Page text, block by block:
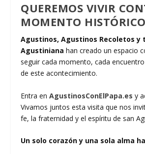
QUEREMOS VIVIR
MOMENTO
Agustinos, Agustinos Recoletos y
Agustiniana han creado un espacio
seguir cada momento, cada
de este acontecimiento.
Entra enAgustinosConElPapa.es y
Vivamos juntos esta visita que nos
fe, la fraternidad y el espíritu de san
Un solo corazón y una sola alma